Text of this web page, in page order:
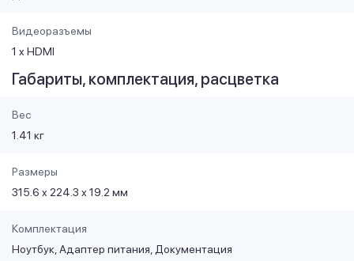
Видеоразъемы
1 x HDMI
Габариты, комплектация, расцветка
Вес
1.41 кг
Размеры
315.6 x 224.3 x 19.2 мм
Комплектация
Ноутбук, Адаптер питания, Документация